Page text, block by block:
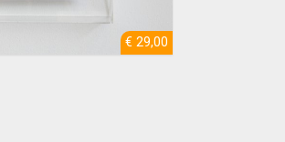
€ 29,00